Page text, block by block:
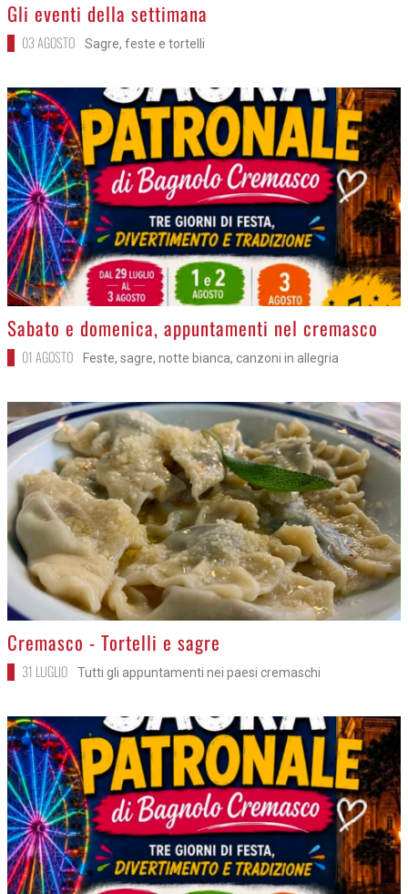
>
Gli eventi della settimana
03 AGOSTO Sagre, feste e tortelli
>
Sabato e domenica, appuntamenti nel cremasco
01 AGOSTO Feste, sagre, notte bianca, canzoni in allegria
>
Cremasco - Tortelli e sagre
31 LUGLIO Tutti gli appuntamenti nei paesi cremaschi